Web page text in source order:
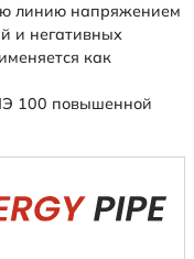
линию напряжением
и негативных
как
100 повышенной